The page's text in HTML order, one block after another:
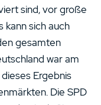
sind, vor große
kann sich auch
gesamten
war am
Ergebnis
Die SPD